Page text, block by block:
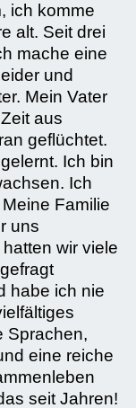
ich komme
alt. Seit drei
mache eine
und
Mein Vater
aus
geflüchtet.
Ich bin
Ich
Familie
uns
wir viele
habe ich nie
Sprachen,
eine reiche
seit Jahren!